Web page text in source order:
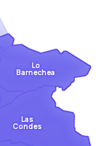
Las
Condes
Lo
Barnechea